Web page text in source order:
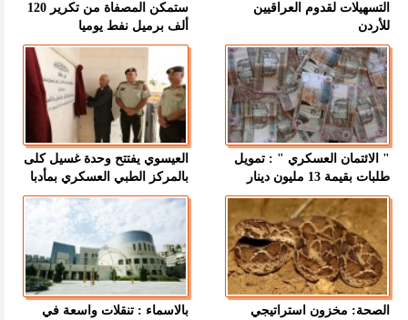
التسهيلات لقدوم العراقيين
للأردن
ستمكن المصفاة من تكرير 120
ألف برميل نفط يوميا
" الائتمان العسكري " : تمويل
طلبات بقيمة 13 مليون دينار
العيسوي يفتتح وحدة غسيل كلى
بالمركز الطبي العسكري بمأدبا
الصحة: مخزون استراتيجي
بالاسماء : تنقلات واسعة في